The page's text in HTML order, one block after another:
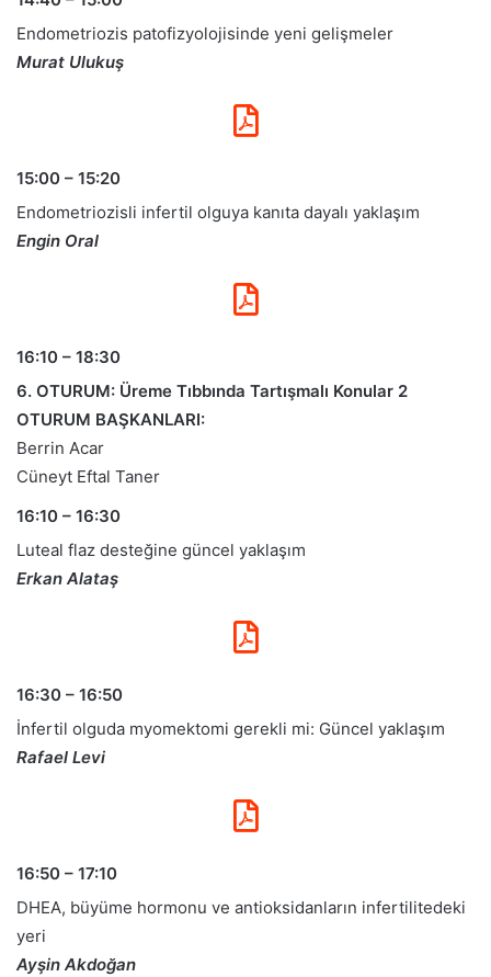
Endometriozis patofizyolojisinde yeni gelişmeler
Murat Ulukuş
15:00 – 15:20
Endometriozisli infertil olguya kanıta dayalı yaklaşım
Engin Oral
16:10 – 18:30
6. OTURUM: Üreme Tıbbında Tartışmalı Konular 2
OTURUM BAŞKANLARI:
Berrin Acar
Cüneyt Eftal Taner
16:10 – 16:30
Luteal flaz desteğine güncel yaklaşım
Erkan Alataş
16:30 – 16:50
İnfertil olguda myomektomi gerekli mi: Güncel yaklaşım
Rafael Levi
16:50 – 17:10
DHEA, büyüme hormonu ve antioksidanların infertilitedeki
yeri
Ayşin Akdoğan